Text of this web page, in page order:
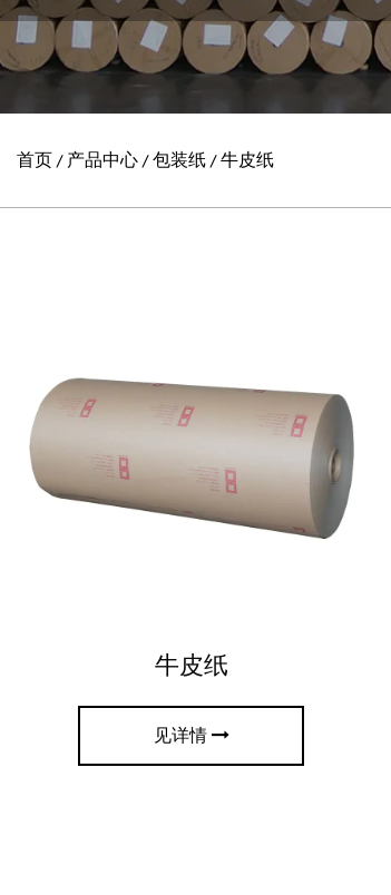
首页 / 产品中心 / 包装纸 / 牛皮纸
牛皮纸
见详情